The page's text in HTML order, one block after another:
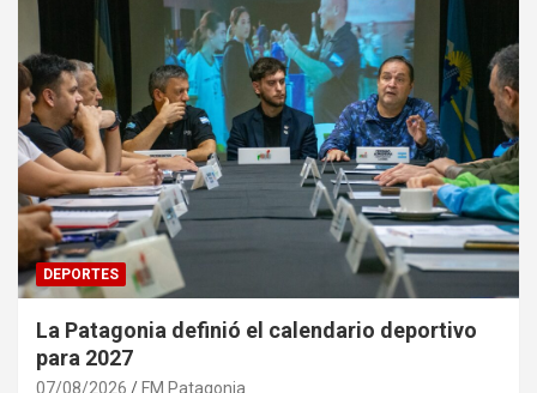
DEPORTES
La Patagonia definió el calendario deportivo
para 2027
07/08/2026 FM Patagonia